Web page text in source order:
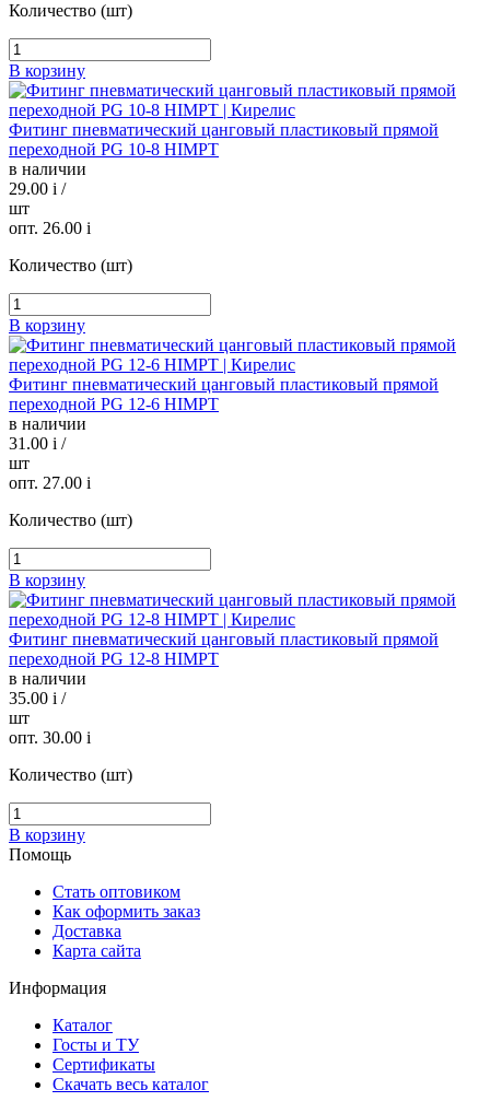
Количество (шт)
В корзину
Фитинг пневматический цанговый пластиковый прямой
переходной PG 10-8 HIMPT
в наличии
29.00 i /
шт
опт. 26.00 i
Количество (шт)
В корзину
Фитинг пневматический цанговый пластиковый прямой
переходной PG 12-6 HIMPT
в наличии
31.00 i /
шт
опт. 27.00 i
Количество (шт)
В корзину
Фитинг пневматический цанговый пластиковый прямой
переходной PG 12-8 HIMPT
в наличии
35.00 i /
шт
опт. 30.00 i
Количество (шт)
В корзину
Помощь
Стать оптовиком
Как оформить заказ
Доставка
Карта сайта
Информация
Каталог
Госты и ТУ
Сертификаты
Скачать весь каталог